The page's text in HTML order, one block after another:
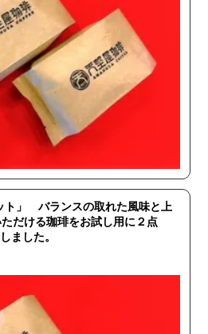
ト」 バランスの取れた風味と上
だける珈琲をお試し用に２点
ました。